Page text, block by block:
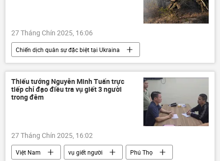
27 Tháng Chín 2025, 16:06
Chiến dịch quân sự đặc biệt tại Ukraina
Nga
Quân đội Nga
Bộ Quốc phòng Nga
Ukraina
Cuộc khủng hoảng ở Ukraina
DNR
Sáp nhập DNR, LNR, Zaporozhye và Kherson vào Nga
LNR
Donetsk
Lugansk
Thế giới
Thiếu tướng Nguyễn Minh Tuấn trực
tiếp chỉ đạo điều tra vụ giết 3 người
trong đêm
27 Tháng Chín 2025, 16:02
Việt Nam vụ giết người
Phú Thọ